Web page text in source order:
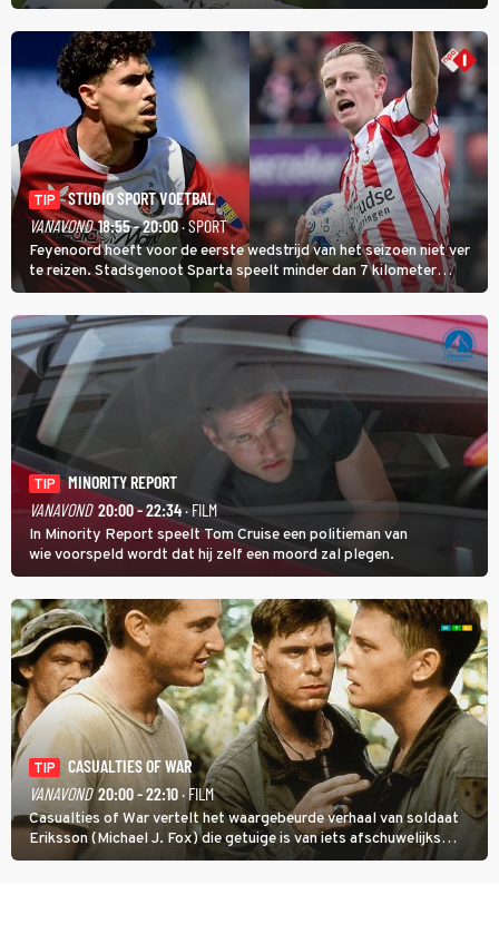
zware Col d'Èze. Aan de finish op de Promenade des Anglais krijgt
de eindwinnaar de laatste gele trui.
TIP
STUDIO SPORT VOETBAL
VANAVOND 18:55 - 20:00· SPORT
Feyenoord hoeft voor de eerste wedstrijd van het seizoen niet ver
te reizen. Stadsgenoot Sparta speelt minder dan 7 kilometer
verderop. Feyenoord trok de Spaanse spits Nacho Ferri aan van
KVC Westerlo uit België.
TIP
MINORITY REPORT
VANAVOND 20:00 - 22:34· FILM
In Minority Report speelt Tom Cruise een politieman van
wie voorspeld wordt dat hij zelf een moord zal plegen.
TIP
CASUALTIES OF WAR
VANAVOND 20:00 - 22:10· FILM
Casualties of War vertelt het waargebeurde verhaal van soldaat
Eriksson (Michael J. Fox) die getuige is van iets afschuwelijks
tijdens de Vietnamoorlog. Hij besluit uit de school te klappen.